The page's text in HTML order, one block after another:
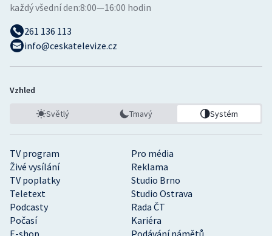
TV program
Pro média
Živé vysílání
Reklama
TV poplatky
Studio Brno
Teletext
Studio Ostrava
Podcasty
Rada ČT
Počasí
Kariéra
E-shop
Podávání námětů
každý všední den:8:00—16:00 hodin
261 136 113
info@ceskatelevize.cz
Vzhled
Světlý Tmavý Systém